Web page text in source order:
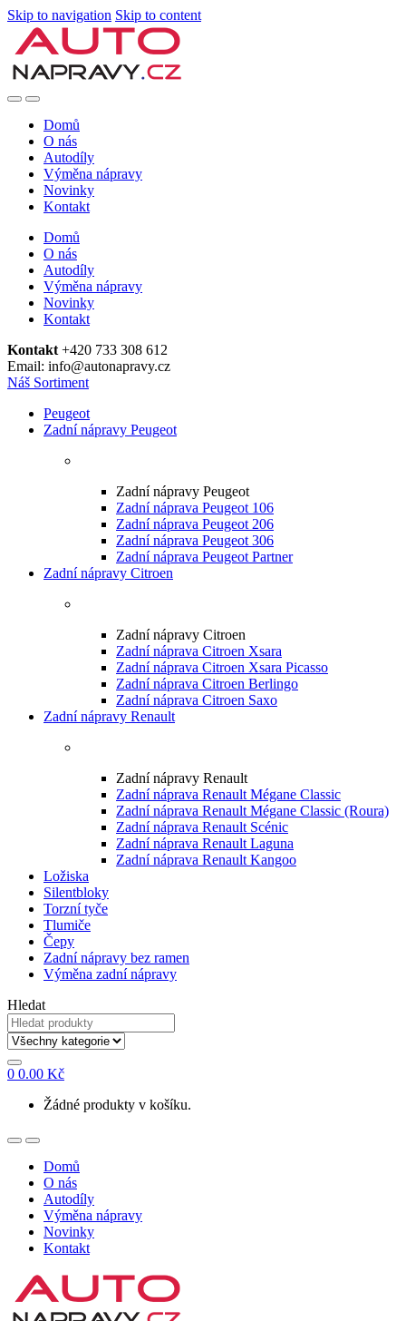
Skip to navigation Skip to content
Domů
O nás
Autodíly
Výměna nápravy
Novinky
Kontakt
Domů
O nás
Autodíly
Výměna nápravy
Novinky
Kontakt
Kontakt +420 733 308 612
Email: info@autonapravy.cz
Náš Sortiment
Peugeot
Zadní nápravy Peugeot
Zadní nápravy Peugeot
Zadní náprava Peugeot 106
Zadní náprava Peugeot 206
Zadní náprava Peugeot 306
Zadní náprava Peugeot Partner
Zadní nápravy Citroen
Zadní nápravy Citroen
Zadní náprava Citroen Xsara
Zadní náprava Citroen Xsara Picasso
Zadní náprava Citroen Berlingo
Zadní náprava Citroen Saxo
Zadní nápravy Renault
Zadní nápravy Renault
Zadní náprava Renault Mégane Classic
Zadní náprava Renault Mégane Classic (Roura)
Zadní náprava Renault Scénic
Zadní náprava Renault Laguna
Zadní náprava Renault Kangoo
Ložiska
Silentbloky
Torzní tyče
Tlumiče
Čepy
Zadní nápravy bez ramen
Výměna zadní nápravy
Hledat
0 0.00 Kč
Žádné produkty v košíku.
Domů
O nás
Autodíly
Výměna nápravy
Novinky
Kontakt